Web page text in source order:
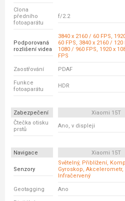
Clona
předního
fotoaparátu
f/2.2
Podporovaná
rozlišení videa
3840 x 2160 / 60 FPS,
60 FPS, 3840 x 2160 / 120
1080 / 960 FPS, 1920 x
FPS
Zaostřování PDAF
Funkce
fotoaparátu
HDR
Zabezpečení Xiaomi 15T
Čtečka otisku
prstů
Ano, v displeji
Navigace Xiaomi 15T
Senzory
Světelný, Přiblížení,
Gyroskop, Akcelerometr,
Infračervený
Geotagging Ano